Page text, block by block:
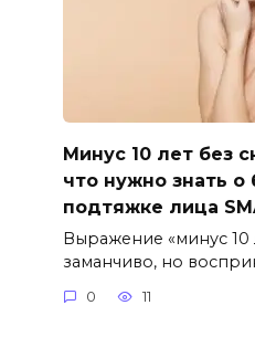
Минус 10 лет без
что нужно знать о
подтяжке лица
Выражение «минус 10
заманчиво, но
0 11